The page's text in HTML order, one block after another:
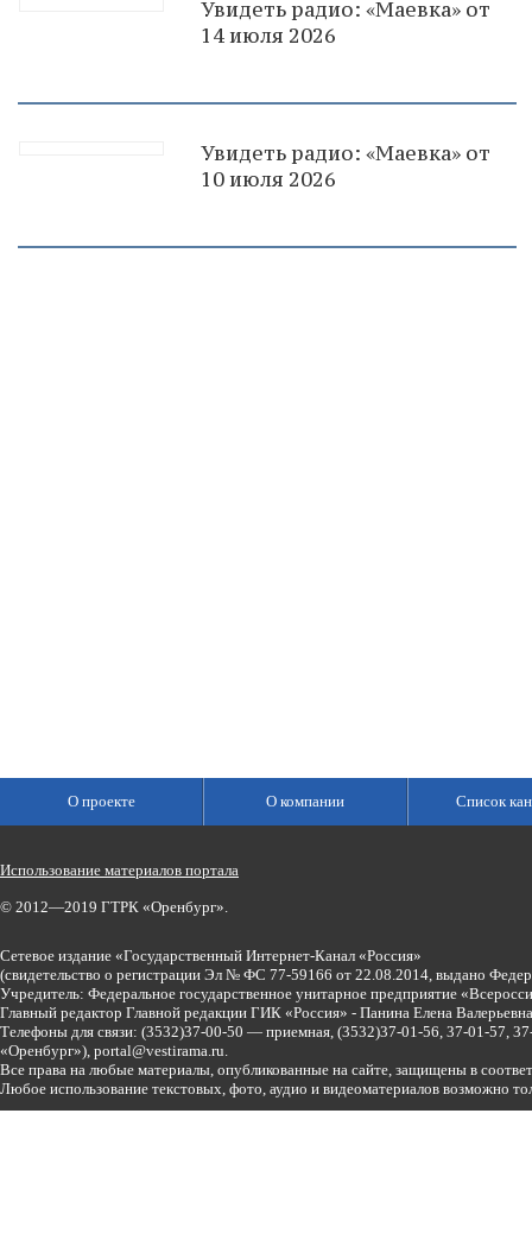
Увидеть радио: «Маевка» от
14 июля 2026
Увидеть радио: «Маевка» от
10 июля 2026
О проекте О компании Список
Использование материалов портала
© 2012—2019 ГТРК «Оренбург».
Сетевое издание «Государственный Интернет-Канал «Россия»
(свидетельство о регистрации Эл № ФС 77-59166 от 22.08.2014, выдано
Учредитель: Федеральное государственное унитарное предприятие
Главный редактор Главной редакции ГИК «Россия» - Панина Елена
Телефоны для связи: (3532)37-00-50 — приемная, (3532)37-01-56, 37-01-57,
«Оренбург»), portal@vestirama.ru.
Все права на любые материалы, опубликованные на сайте, защищены в
Любое использование текстовых, фото, аудио и видеоматериалов возможно